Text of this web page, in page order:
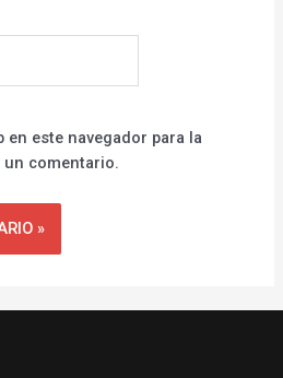
este navegador para la
un comentario.